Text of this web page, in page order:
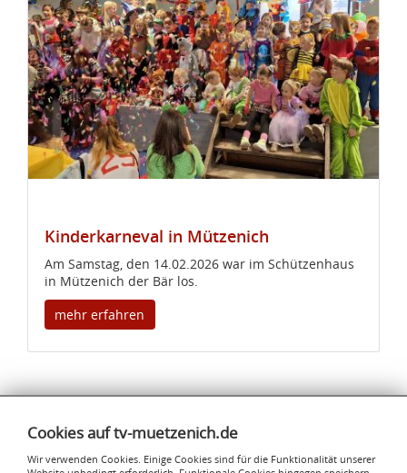
Kinderkarneval in Mützenich
Am Samstag, den 14.02.2026 war im Schützenhaus
in Mützenich der Bär los.
mehr erfahren
Hühnerfarm
Kaasch
Eier aus
Cookies auf tv-muetzenich.de
Wir verwenden Cookies. Einige Cookies sind für die Funktionalität unserer